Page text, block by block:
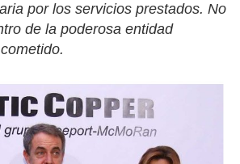
por los servicios prestados. No
de la poderosa entidad